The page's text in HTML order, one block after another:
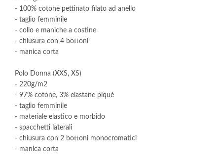
- 100% cotone pettinato filato ad anello
- taglio femminile
- collo e maniche a costine
- chiusura con 4 bottoni
- manica corta
Polo Donna (XXS, XS)
- 220g/m2
- 97% cotone, 3% elastane piqué
- taglio femminile
- materiale elastico e morbido
- spacchetti laterali
- chiusura con 2 bottoni monocromatici
- manica corta